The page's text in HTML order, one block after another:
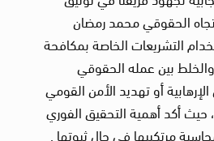
الحقوقي محمد رمضان
التشريعات الخاصة بمكافحة
بين عمله الحقوقي
أو تهديد الأمن القومي
حيث أكد أهمية التحقيق الفوري
مرتكبيها في حال ثبوتها .